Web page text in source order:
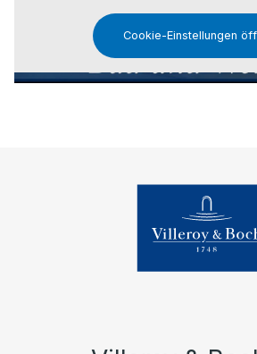
Cookie-Einstellungen